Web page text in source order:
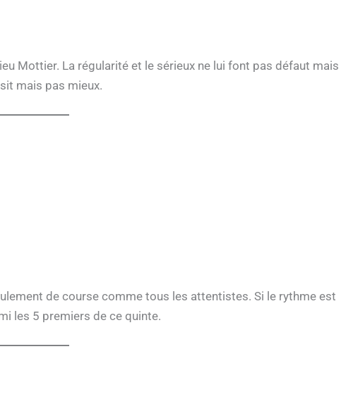
Mottier. La régularité et le sérieux ne lui font pas défaut
mais pas mieux.
de course comme tous les attentistes. Si le rythme est
les 5 premiers de ce quinte.